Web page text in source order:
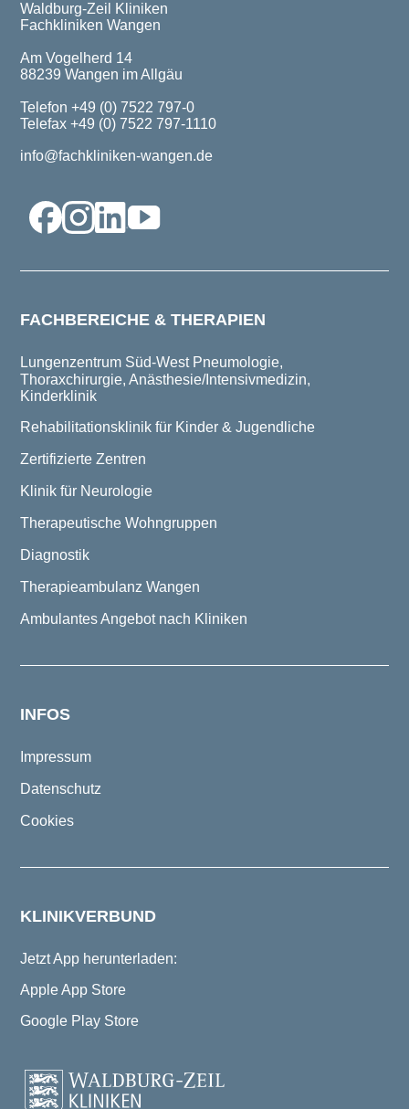
Waldburg-Zeil Kliniken
Fachkliniken Wangen
Am Vogelherd 14
88239 Wangen im Allgäu
Telefon +49 (0) 7522 797-0
Telefax +49 (0) 7522 797-1110
info@fachkliniken-wangen.de
FACHBEREICHE & THERAPIEN
Lungenzentrum Süd-West Pneumologie,
Thoraxchirurgie, Anästhesie/Intensivmedizin,
Kinderklinik
Rehabilitationsklinik für Kinder & Jugendliche
Zertifizierte Zentren
Klinik für Neurologie
Therapeutische Wohngruppen
Diagnostik
Therapieambulanz Wangen
Ambulantes Angebot nach Kliniken
INFOS
Impressum
Datenschutz
Cookies
KLINIKVERBUND
Jetzt App herunterladen:
Apple App Store
Google Play Store